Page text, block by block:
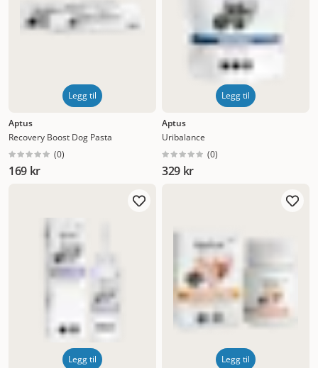
Legg til
Aptus
Recovery Boost Dog Pasta
(0)
169 kr
Legg til
Aptus
Uribalance
(0)
329 kr
Legg til Legg til